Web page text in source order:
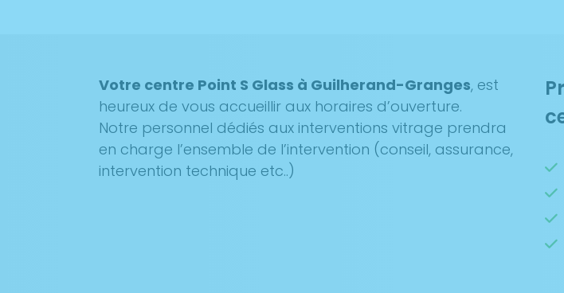
Votre centre Point S Glass à Guilherand-Granges, est
heureux de vous accueillir aux horaires d’ouverture.
Notre personnel dédiés aux interventions vitrage prendra
en charge l’ensemble de l’intervention (conseil, assurance,
intervention technique etc..)